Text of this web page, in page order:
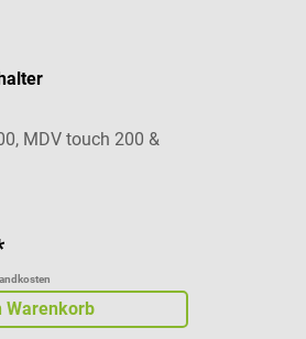
MDV touch 200 &
Warenkorb